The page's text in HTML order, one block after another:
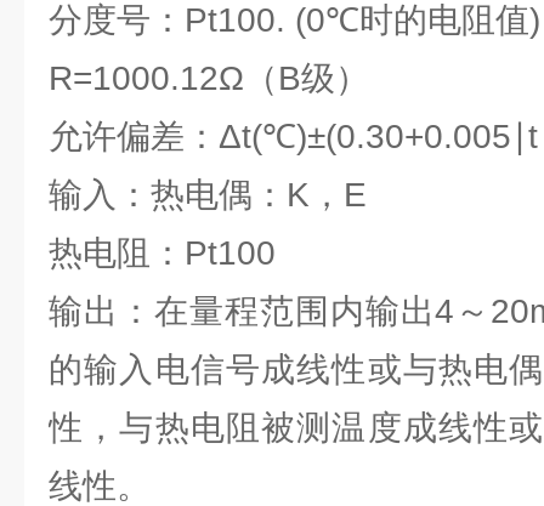
分度号：Pt100. (0℃时的电阻值)
R=1000.12Ω（B级）
允许偏差：
输入：热电偶：K，E
热电阻：Pt100
输出：在量程范围内输出4～
的输入电信号成线性或与热电
性，与热电阻被测温度成线性
线性。